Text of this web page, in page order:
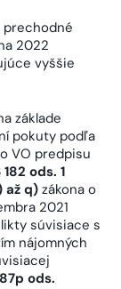
prechodné
2022
vyššie
základe
pokuty podľa
VO predpisu
182 ods. 1
až q) zákona o
2021
súvisiace s
nájomných
ods.